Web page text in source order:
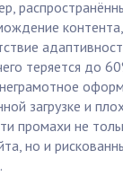
теряется до
загрузке и
промахи не
но и